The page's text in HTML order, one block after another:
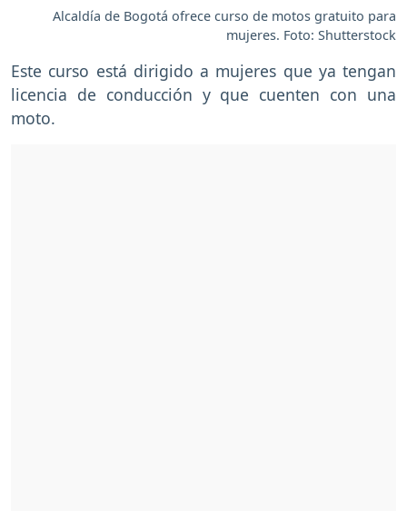
Alcaldía de Bogotá ofrece curso de motos gratuito para
mujeres. Foto: Shutterstock
Este curso está dirigido a mujeres que ya tengan
licencia de conducción y que cuenten con una
moto.